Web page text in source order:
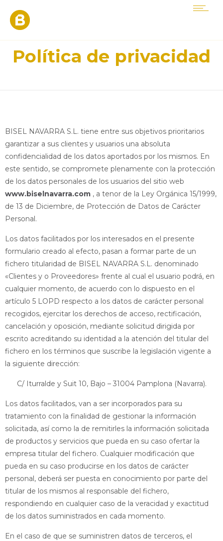
Política de privacidad
BISEL NAVARRA S.L. tiene entre sus objetivos prioritarios
garantizar a sus clientes y usuarios una absoluta
confidencialidad de los datos aportados por los mismos. En
este sentido, se compromete plenamente con la protección
de los datos personales de los usuarios del sitio web
www.biselnavarra.com , a tenor de la Ley Orgánica 15/1999,
de 13 de Diciembre, de Protección de Datos de Carácter
Personal.
Los datos facilitados por los interesados en el presente
formulario creado al efecto, pasan a formar parte de un
fichero titularidad de BISEL NAVARRA S.L. denominado
«Clientes y o Proveedores» frente al cual el usuario podrá, en
cualquier momento, de acuerdo con lo dispuesto en el
artículo 5 LOPD respecto a los datos de carácter personal
recogidos, ejercitar los derechos de acceso, rectificación,
cancelación y oposición, mediante solicitud dirigida por
escrito acreditando su identidad a la atención del titular del
fichero en los términos que suscribe la legislación vigente a
la siguiente dirección:
C/ Iturralde y Suit 10, Bajo – 31004 Pamplona (Navarra).
Los datos facilitados, van a ser incorporados para su
tratamiento con la finalidad de gestionar la información
solicitada, así como la de remitirles la información solicitada
de productos y servicios que pueda en su caso ofertar la
empresa titular del fichero. Cualquier modificación que
pueda en su caso producirse en los datos de carácter
personal, deberá ser puesta en conocimiento por parte del
titular de los mismos al responsable del fichero,
respondiendo en cualquier caso de la veracidad y exactitud
de los datos suministrados en cada momento.
En el caso de que se suministren datos de terceros, el